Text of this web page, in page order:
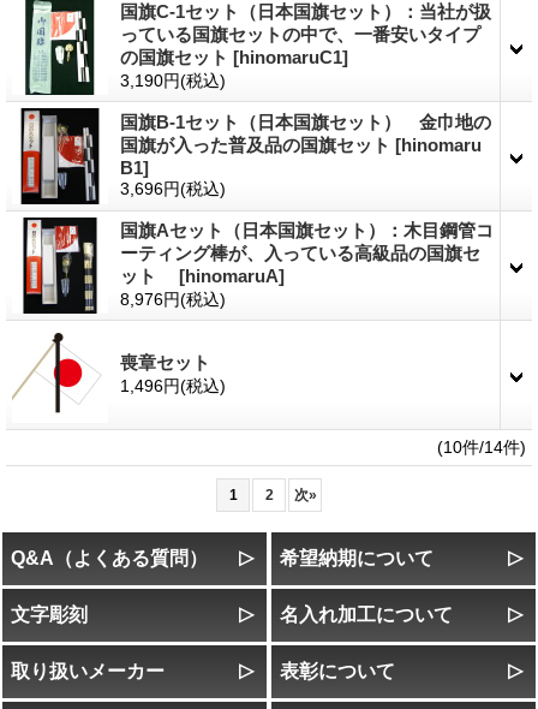
国旗C-1セット（日本国旗セット）：当社が扱
っている国旗セットの中で、一番安いタイプ
の国旗セット [hinomaruC1]
3,190円(税込)
国旗B-1セット（日本国旗セット） 金巾地の
国旗が入った普及品の国旗セット [hinomaru
B1]
3,696円(税込)
国旗Aセット（日本国旗セット）：木目鋼管コ
ーティング棒が、入っている高級品の国旗セ
ット
[hinomaruA]
8,976円(税込)
喪章セット
1,496円(税込)
(10件/14件)
1 2 次»
Q&A（よくある質問） 希望納期について
文字彫刻 名入れ加工について
取り扱いメーカー 表彰について